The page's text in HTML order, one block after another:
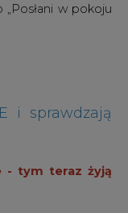
w pokoju
i sprawdzają
- tym teraz żyją